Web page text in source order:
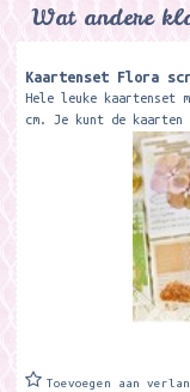
Wat andere
Kaartenset Flora
Hele leuke kaartenset
cm. Je kunt de
ook super leuk om...
Toevoegen aan